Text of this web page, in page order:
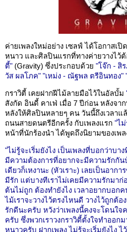
ค่ายเพลงใหม่อย่าง เซลฟ์ ได้โอกาสเ
หนาว และศิลปินแรกที่ทางค่ายวางไว้
ตี้" (Gravity) ซึ่งประกอบด้วย "โจ๊ก - สิ
วัส ผลโภค" "เหม่ง - ณัฐพล ตรีอินทอง"
กราวิตี้ เคยฝากฝีไม้ลายมือไว้ในอัลบั้ม
สังกัด อินดี้ คาเฟ่ เมื่อ 7 ปีก่อน หลังจา
หลังให้ศิลปินหลายๆ คน วันนี้ถึงเวลาแ
ถนนสายดนตรีอีกครั้ง กับเพลงแรก "ไม่
หน้าที่นักร้องนำ ได้พูดถึงนิยามของเพล
"ไม่รู้จะเริ่มยังไง เป็นเพลงที่บอกว่าบา
มีความต้องการที่อยากจะมีความรักกั
เดียวก็เหงานะ (หัวเราะ) เลยเป็นอา
มีรัก แต่บางทีเราไม่เคยมีความรักมาก่
ต้นไม่ถูก ต้องทำยังไง เวลาอยากบอก
ไม้เราจะวางไว้ตรงไหนดี วางไว้ถูกต้
รักดีนะครับ หวังว่าเพลงนี้คงจะโดนใ
ครับ ซึ่งพวกเราวงกราวิตี้ตั้งใจทำออ
หนาวครับ ฝากเพลง ไม่รู้จะเริ่มยังไง